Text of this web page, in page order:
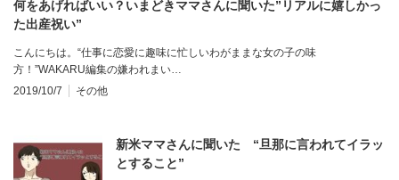
何をあげればいい？いまどきママさんに聞いた”リアルに嬉しかっ
た出産祝い”
こんにちは。“仕事に恋愛に趣味に忙しいわがままな女の子の味
方！”WAKARU編集の嫌われまい…
2019/10/7
その他
新米ママさんに聞いた “旦那に言われてイラッ
とすること”